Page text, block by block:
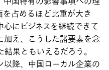
占めるほど比重が大き
にビジネスを継続できて
え、こうした諸要素を念
果ともいえるだろう。
以降、中国ローカル企業の